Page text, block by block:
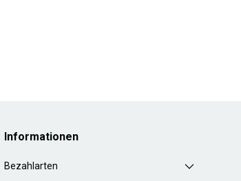
Informationen
Bezahlarten